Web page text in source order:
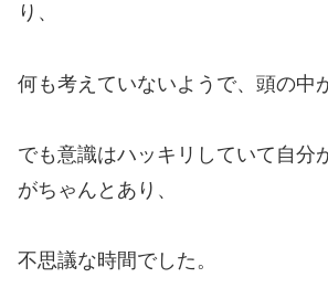
り、
何も考えていないようで、頭の中
でも意識はハッキリしていて自分
がちゃんとあり、
不思議な時間でした。